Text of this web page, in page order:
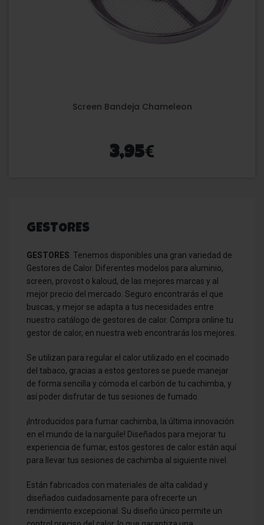
Screen Bandeja Chameleon
3,95€
GESTORES
GESTORES. Tenemos disponibles una gran variedad de
Gestores de Calor. Diferentes modelos para aluminio,
screen, provost o kaloud, de las mejores marcas y al
mejor precio del mercado. Seguro encontrarás el que
buscas, y mejor se adapta a tus necesidades entre
nuestro catálogo de gestores de calor. Compra online tu
gestor de calor, en nuestra web encontrarás los mejores.
Se utilizan para regular el calor utilizado en el cocinado
del tabaco, gracias a estos gestores se puede manejar
de forma sencilla y cómoda el carbón de tu cachimba, y
así poder disfrutar de tus sesiones de fumado.
¡Introducidos para fumar cachimba, la última innovación
en el mundo de la narguile! Diseñados para mejorar tu
experiencia de fumar, estos gestores de calor están aquí
para llevar tus sesiones de cachimba al siguiente nivel.
Están fabricados con materiales de alta calidad y
diseñados cuidadosamente para ofrecerte un
rendimiento excepcional. Su diseño único permite un